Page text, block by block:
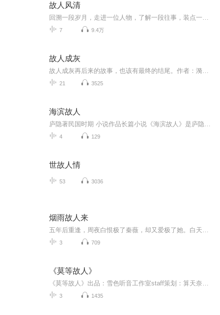
故人风清
7 9.4万
故人成灰
21 3525
海滨故人
4 129
世故人情
53 3036
烟雨故人来
3 709
《莫等故人》
3 1435